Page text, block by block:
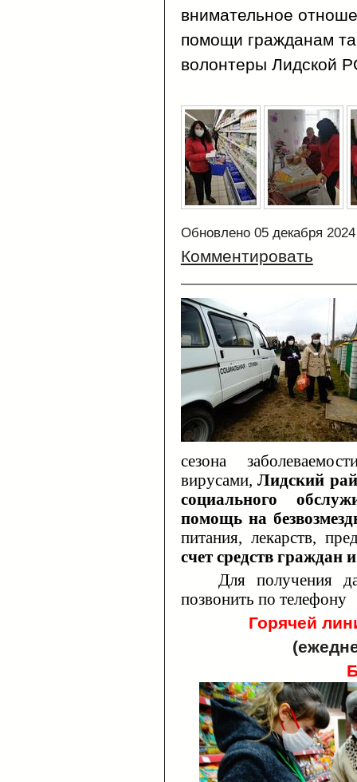
внимательное
помощи гражданам
волонтеры Лидской
Обновлено 05 декабря 2024
Комментировать
сезона
вирусами,Лидский
социального
помощь на
питания, лекарств,
счет средств граждан
Для получения
позвонить по телефону
Горячей